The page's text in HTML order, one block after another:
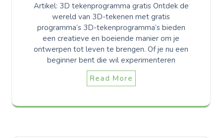
Artikel: 3D tekenprogramma gratis Ontdek de
wereld van 3D-tekenen met gratis
programma’s 3D-tekenprogramma’s bieden
een creatieve en boeiende manier om je
ontwerpen tot leven te brengen. Of je nu een
beginner bent die wil experimenteren
Read More